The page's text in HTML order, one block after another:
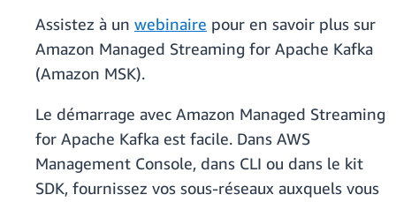
Assistez à un webinaire pour en savoir plus sur
Amazon Managed Streaming for Apache Kafka
(Amazon MSK).
Le démarrage avec Amazon Managed Streaming
for Apache Kafka est facile. Dans AWS
Management Console, dans CLI ou dans le kit
SDK, fournissez vos sous-réseaux auxquels vous